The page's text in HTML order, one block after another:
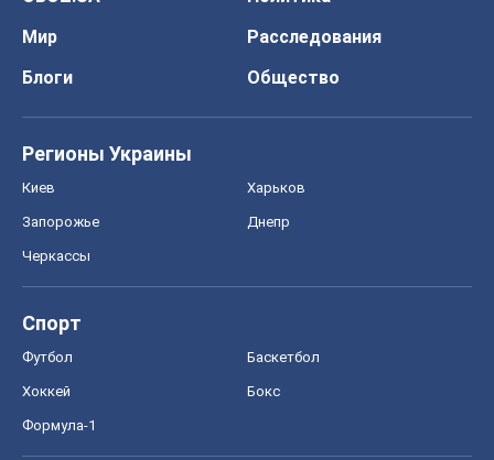
Мир
Расследования
Блоги
Общество
Регионы Украины
Киев Харьков
Запорожье Днепр
Черкассы
Спорт
Футбол Баскетбол
Хоккей Бокс
Формула-1